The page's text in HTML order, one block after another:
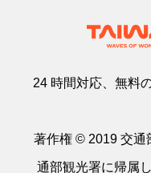
24 時間対応、無料
著作権 © 2019 交通
通部観光署に帰属